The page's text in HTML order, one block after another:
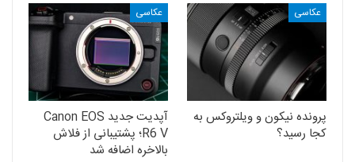
عکاسی
پرونده نیکون و ویلتروکس به
کجا رسید؟
عکاسی
آپدیت جدید Canon EOS
R6 V؛ پشتیبانی از فلاش
بالاخره اضافه شد